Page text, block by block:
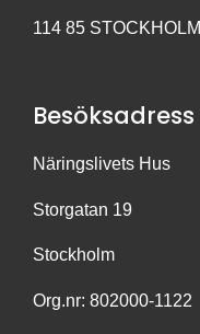
114 85 STOCKHOLM
Besöksadress
Näringslivets Hus
Storgatan 19
Stockholm
Org.nr: 802000-1122